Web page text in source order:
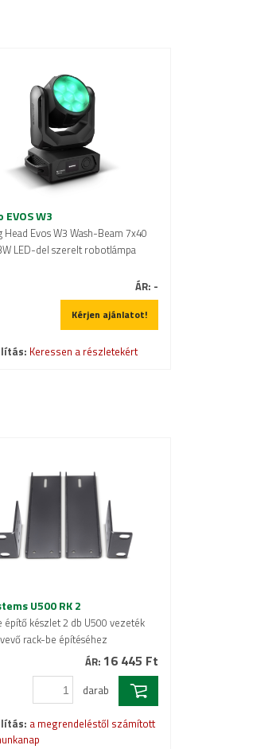
EVOS W3
Head Evos W3 Wash-Beam 7x40
LED-del szerelt robotlámpa
ÁR: -
Kérjen ajánlatot!
Keressen a részletekért
U500 RK 2
építő készlet 2 db U500 vezeték
rack-be építéséhez
ÁR: 16 445 Ft
darab
a megrendeléstől számított